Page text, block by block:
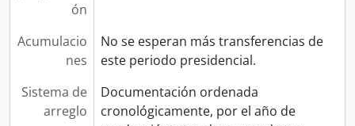
ón
Acumulacio
nes
No se esperan más transferencias de
este periodo presidencial.
Sistema de
arreglo
Documentación ordenada
cronológicamente, por el año de